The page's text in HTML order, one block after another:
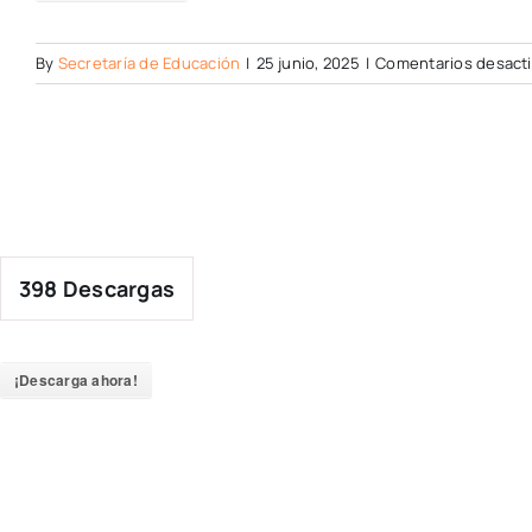
By Secretaría de Educación | 25 junio, 2025 | Comentarios
398 Descargas
¡Descarga ahora!